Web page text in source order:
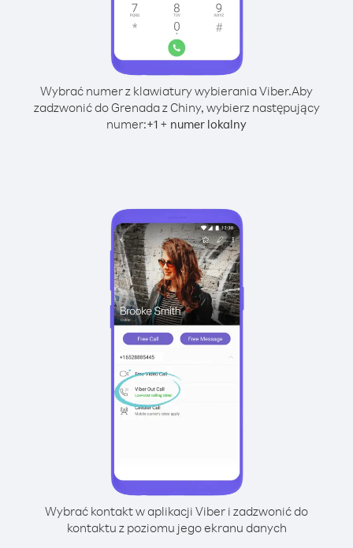
Wybrać numer z klawiatury wybierania Viber.Aby
zadzwonić do Grenada z Chiny, wybierz następujący
numer:+1 + numer lokalny
Wybrać kontakt w aplikacji Viber i zadzwonić do
kontaktu z poziomu jego ekranu danych